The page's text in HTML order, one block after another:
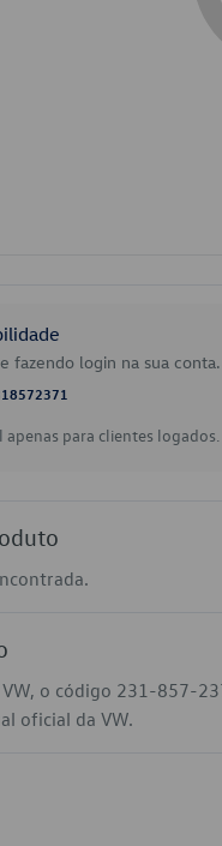
fazendo login na sua conta.
para clientes logados.
o código 231-857-
oficial da VW.